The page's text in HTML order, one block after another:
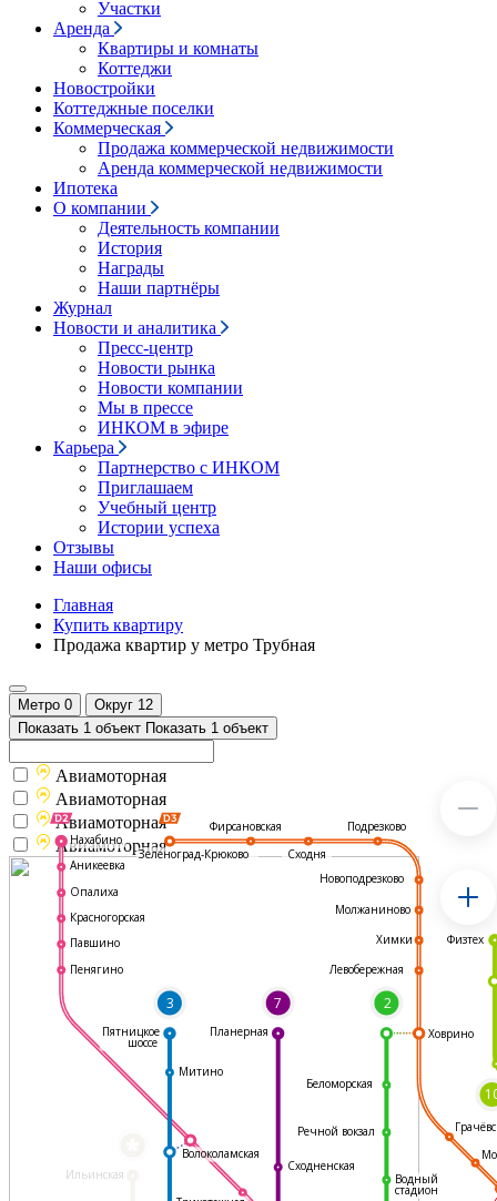
Участки
Аренда
Квартиры и комнаты
Коттеджи
Новостройки
Коттеджные поселки
Коммерческая
Продажа коммерческой недвижимости
Аренда коммерческой недвижимости
Ипотека
О компании
Деятельность компании
История
Награды
Наши партнёры
Журнал
Новости и аналитика
Пресс-центр
Новости рынка
Новости компании
Мы в прессе
ИНКОМ в эфире
Карьера
Партнерство с ИНКОМ
Приглашаем
Учебный центр
Истории успеха
Отзывы
Наши офисы
Главная
Купить квартиру
Продажа квартир у метро Трубная
Метро 0 Округ 12
Показать 1 объект Показать 1 объект
Ильинская
3 7 2
Фирсановская
Сходня
Подрезково
Новоподрезково
Молжаниново
Химки
Левобережная
Ховрино
Водный
стадион
Сходненская
Волоколамская
Митино
Нахабино
Аникеевка
Опалиха
Красногорская
Павшино
Пенягино
Пятницкое
шоссе
Планерная
Физтех
Речной вокзал
Беломорская
Зеленоград-Крюково
Авиамоторная
Авиамоторная
Авиамоторная
Авиамоторная